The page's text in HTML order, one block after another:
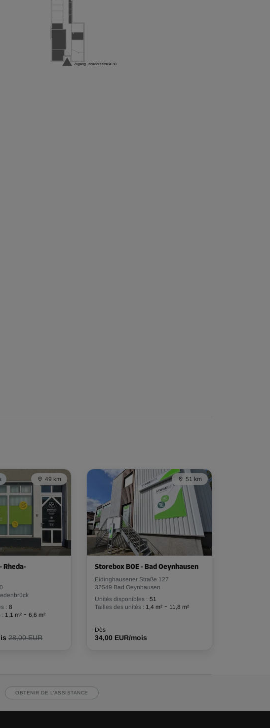
Zugang Johannisstraße 30
49 km
Rheda-
: 8
: 1,1 m² - 6,6 m²
28,00 EUR
51 km
Storebox BOE - Bad Oeynhausen
Eidinghausener Straße 127
32549 Bad Oeynhausen
Unités disponibles : 51
Tailles des unités : 1,4 m² - 11,8 m²
Dès
34,00 EUR/mois
OBTENIR DE L’ASSISTANCE